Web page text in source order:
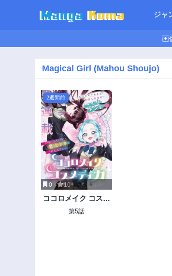
ジャ
画
Magical Girl (Mahou Shoujo)
2週間前
0 10
ココロメイク コスメ
ティカ
第5話